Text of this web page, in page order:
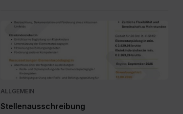
Personalpool
Bezirk
Feldkirchen
St.
Veit.pdf
ALLGEMEIN
Stellenausschreibung